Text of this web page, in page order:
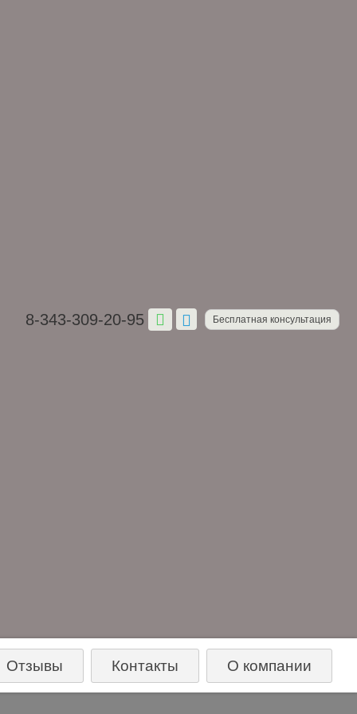
8-343-309-20-95 Бесплатная консультация
Отзывы Контакты О компании